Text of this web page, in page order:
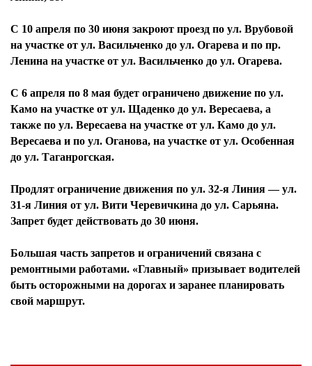
С 10 апреля по 30 июня закроют проезд по ул. Врубовой
на участке от ул. Васильченко до ул. Огарева и по пр.
Ленина на участке от ул. Васильченко до ул. Огарева.
С 6 апреля по 8 мая будет ограничено движение по ул.
Камо на участке от ул. Щаденко до ул. Вересаева, а
также по ул. Вересаева на участке от ул. Камо до ул.
Вересаева и по ул. Оганова, на участке от ул. Особенная
до ул. Таганрогская.
Продлят ограничение движения по ул. 32-я Линия — ул.
31-я Линия от ул. Вити Черевичкина до ул. Сарьяна.
Запрет будет действовать до 30 июня.
Большая часть запретов и ограничений связана с
ремонтными работами. «Главный» призывает водителей
быть осторожными на дорогах и заранее планировать
свой маршрут.